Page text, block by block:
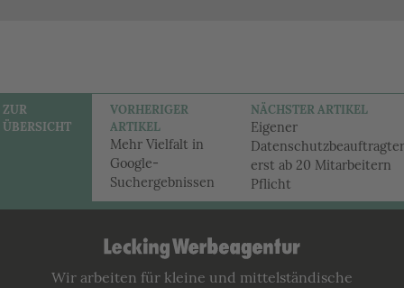
Artikel
Navigation
ZUR
ÜBERSICHT
VORHERIGER
ARTIKEL
Mehr Vielfalt in
Google-
Suchergebnissen
NÄCHSTER ARTIKEL
Eigener
Datenschutzbeauftragter
erst ab 20 Mitarbeitern
Pflicht
Lecking
Werbeagentur
Wir arbeiten für kleine und mittelständische